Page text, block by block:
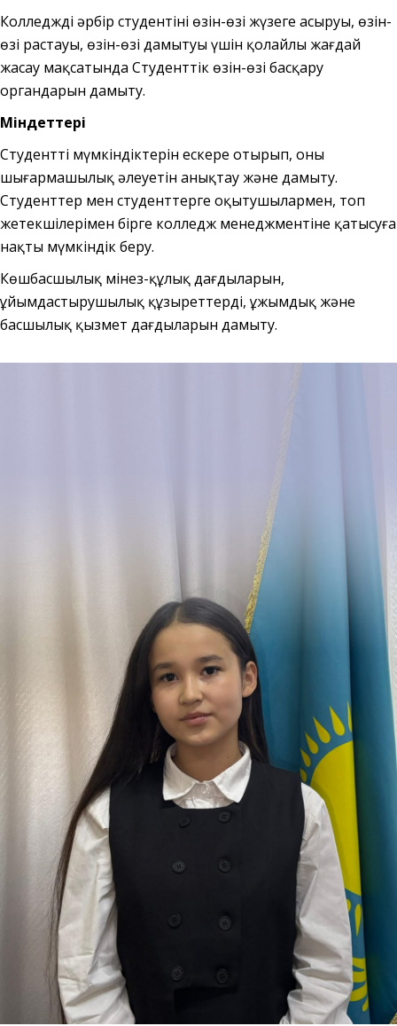
Колледждің әрбір студентінің өзін-өзі жүзеге асыруы, өзін-
өзі растауы, өзін-өзі дамытуы үшін қолайлы жағдай
жасау мақсатында Студенттік өзін-өзі басқару
органдарын дамыту.
Міндеттері
Студенттің мүмкіндіктерін ескере отырып, оның
шығармашылық әлеуетін анықтау және дамыту.
Студенттер мен студенттерге оқытушылармен, топ
жетекшілерімен бірге колледж менеджментіне қатысуға
нақты мүмкіндік беру.
Көшбасшылық мінез-құлық дағдыларын,
ұйымдастырушылық құзыреттерді, ұжымдық және
басшылық қызмет дағдыларын дамыту.